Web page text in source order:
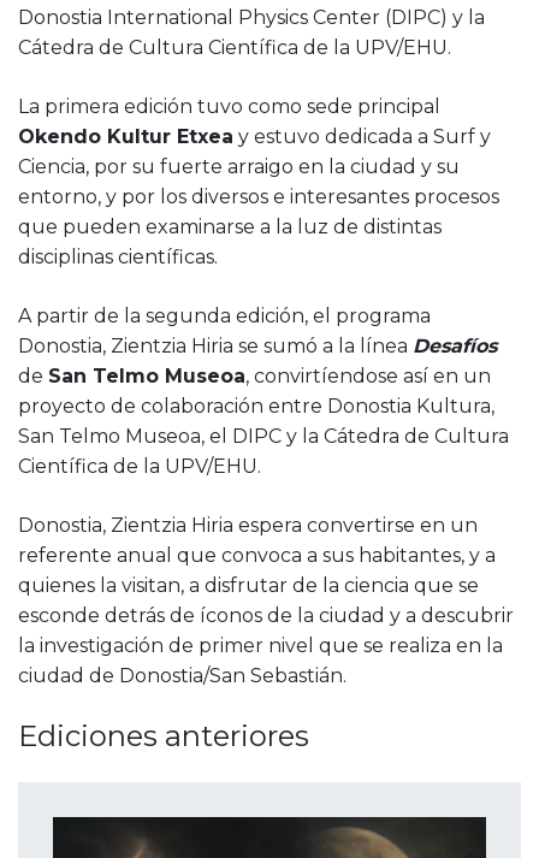
Donostia International Physics Center (DIPC) y la
Cátedra de Cultura Científica de la UPV/EHU.
La primera edición tuvo como sede principal
Okendo Kultur Etxea y estuvo dedicada a Surf y
Ciencia, por su fuerte arraigo en la ciudad y su
entorno, y por los diversos e interesantes procesos
que pueden examinarse a la luz de distintas
disciplinas científicas.
A partir de la segunda edición, el programa
Donostia, Zientzia Hiria se sumó a la línea Desafíos
de San Telmo Museoa, convirtíendose así en un
proyecto de colaboración entre Donostia Kultura,
San Telmo Museoa, el DIPC y la Cátedra de Cultura
Científica de la UPV/EHU.
Donostia, Zientzia Hiria espera convertirse en un
referente anual que convoca a sus habitantes, y a
quienes la visitan, a disfrutar de la ciencia que se
esconde detrás de íconos de la ciudad y a descubrir
la investigación de primer nivel que se realiza en la
ciudad de Donostia/San Sebastián.
Ediciones anteriores